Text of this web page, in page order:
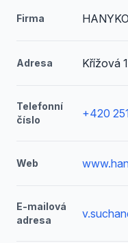
Firma
Adresa Křížová
Telefonní
číslo
+420
Web
E-mailová
adresa